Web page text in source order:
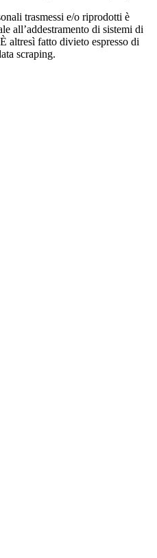
trasmessi e/o riprodotti è
all’addestramento di sistemi di
altresì fatto divieto espresso di
scraping.